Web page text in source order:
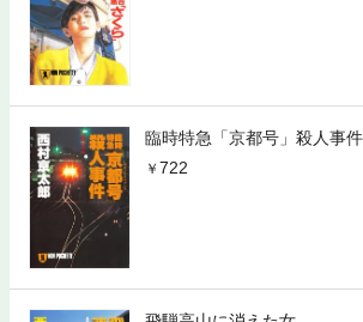
臨時特急「京都号」殺人事件
722